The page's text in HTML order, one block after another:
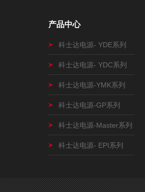
产品中心
科士达电源- YDE系列
科士达电源- YDC系列
科士达电源-YMK系列
科士达电源-GP系列
科士达电源-Master系列
科士达电源- EPI系列